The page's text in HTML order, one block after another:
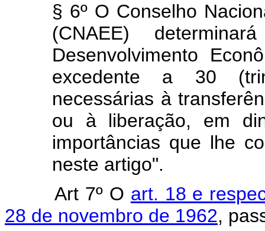
§ 6º O Conselho
(CNAEE)
Desenvolvimento
excedente a 30
necessárias à
ou à liberação, em
importâncias que lhe
neste artigo".
Art 7º O art. 18 e
28 de novembro de 1962,